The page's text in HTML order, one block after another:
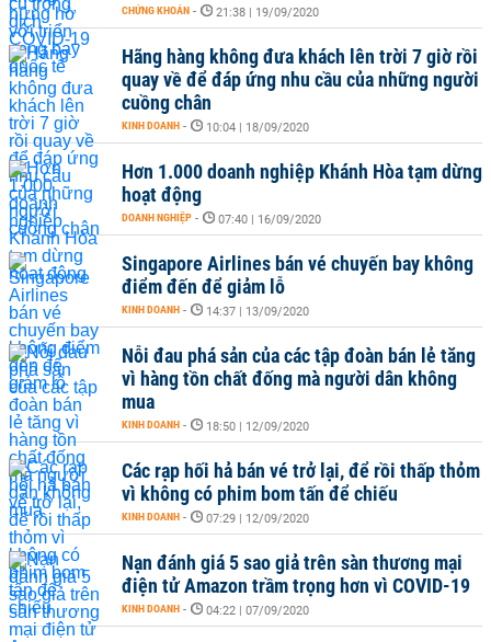
CHỨNG KHOÁN - 21:38 | 19/09/2020
Hãng hàng không đưa khách lên trời 7 giờ rồi
quay về để đáp ứng nhu cầu của những người
cuồng chân
KINH DOANH - 10:04 | 18/09/2020
Hơn 1.000 doanh nghiệp Khánh Hòa tạm dừng
hoạt động
DOANH NGHIỆP - 07:40 | 16/09/2020
Singapore Airlines bán vé chuyến bay không
điểm đến để giảm lỗ
KINH DOANH - 14:37 | 13/09/2020
Nỗi đau phá sản của các tập đoàn bán lẻ tăng
vì hàng tồn chất đống mà người dân không
mua
KINH DOANH - 18:50 | 12/09/2020
Các rạp hối hả bán vé trở lại, để rồi thấp thỏm
vì không có phim bom tấn để chiếu
KINH DOANH - 07:29 | 12/09/2020
Nạn đánh giá 5 sao giả trên sàn thương mại
điện tử Amazon trầm trọng hơn vì COVID-19
KINH DOANH - 04:22 | 07/09/2020